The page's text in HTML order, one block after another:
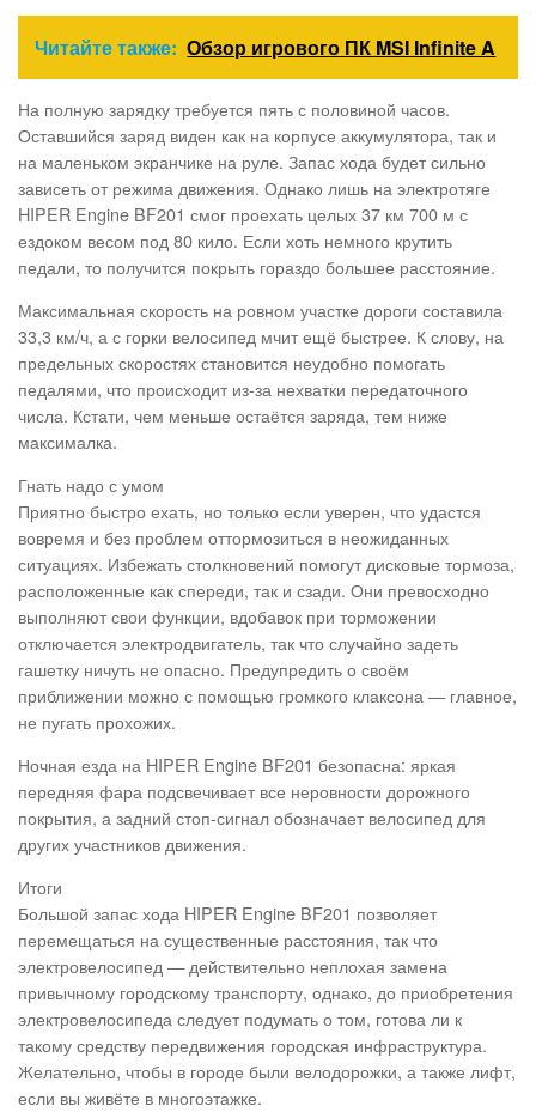
Читайте также: Обзор игрового ПК MSI Infinite A
На полную зарядку требуется пять с половиной часов.
Оставшийся заряд виден как на корпусе аккумулятора, так и
на маленьком экранчике на руле. Запас хода будет сильно
зависеть от режима движения. Однако лишь на электротяге
HIPER Engine BF201 смог проехать целых 37 км 700 м с
ездоком весом под 80 кило. Если хоть немного крутить
педали, то получится покрыть гораздо большее расстояние.
Максимальная скорость на ровном участке дороги составила
33,3 км/ч, а с горки велосипед мчит ещё быстрее. К слову, на
предельных скоростях становится неудобно помогать
педалями, что происходит из-за нехватки передаточного
числа. Кстати, чем меньше остаётся заряда, тем ниже
максималка.
Гнать надо с умом
Приятно быстро ехать, но только если уверен, что удастся
вовремя и без проблем оттормозиться в неожиданных
ситуациях. Избежать столкновений помогут дисковые тормоза,
расположенные как спереди, так и сзади. Они превосходно
выполняют свои функции, вдобавок при торможении
отключается электродвигатель, так что случайно задеть
гашетку ничуть не опасно. Предупредить о своём
приближении можно с помощью громкого клаксона — главное,
не пугать прохожих.
Ночная езда на HIPER Engine BF201 безопасна: яркая
передняя фара подсвечивает все неровности дорожного
покрытия, а задний стоп-сигнал обозначает велосипед для
других участников движения.
Итоги
Большой запас хода HIPER Engine BF201 позволяет
перемещаться на существенные расстояния, так что
электровелосипед — действительно неплохая замена
привычному городскому транспорту, однако, до приобретения
электровелосипеда следует подумать о том, готова ли к
такому средству передвижения городская инфраструктура.
Желательно, чтобы в городе были велодорожки, а также лифт,
если вы живёте в многоэтажке.